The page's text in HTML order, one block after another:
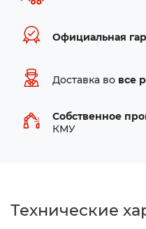
Официальная
Доставка во все
Собственное
КМУ
Технические